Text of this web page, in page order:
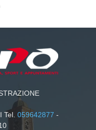
Tel.059642877 -